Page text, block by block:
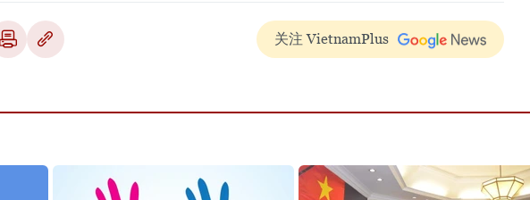
关注 VietnamPlus